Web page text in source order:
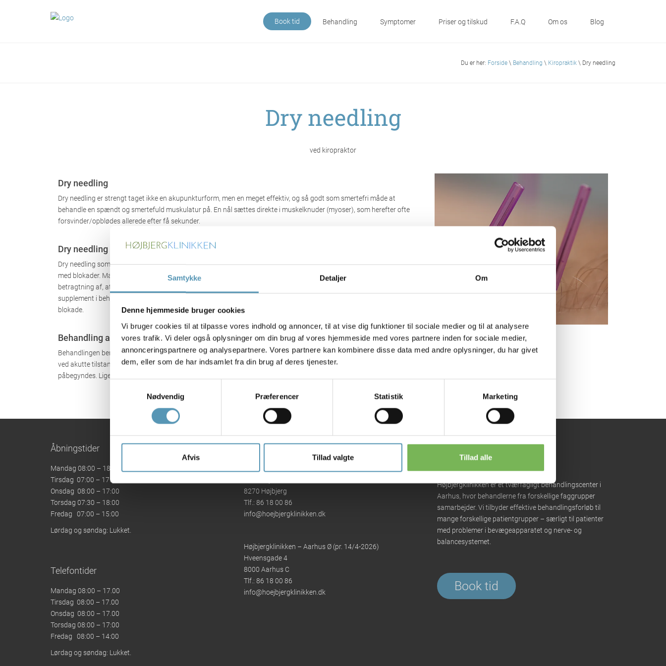
Samtykke Detaljer Om
Denne hjemmeside bruger cookies
Vi bruger cookies til at tilpasse vores indhold og annoncer, til at vise dig funktioner til sociale medier og til at analysere
vores trafik. Vi deler også oplysninger om din brug af vores hjemmeside med vores partnere inden for sociale medier,
annonceringspartnere og analysepartnere. Vores partnere kan kombinere disse data med andre oplysninger, du har givet
dem, eller som de har indsamlet fra din brug af deres tjenester.
Nødvendig
Præferencer Statistik Marketing
Afvis Tillad valgte Tillad alle
Book tid Behandling Symptomer Priser og tilskud F.A.Q Om os Blog
Du er her: Forside \ Behandling \ Kiropraktik \ Dry needling
Dry needling
ved kiropraktor
Dry needling
Dry needling er strengt taget ikke en akupunkturform, men en meget effektiv, og så godt som smertefri måde at
behandle en spændt og smertefuld muskulatur på. En nål sættes direkte i muskelknuder (myoser), som herefter ofte
forsvinder/opblødes allerede efter få sekunder.
Dry needling – historien
Dry needling som behandlingsform er opstået, efter at et lægepar i 1950’erne forsøgte at behandle disse muskelknuder
med blokader. Man opdagede, at ofte var nåle alene, uden blokade, lige så effektive som nåle med blokade. I
betragtning af, at effekten er den samme, og at man undgår alle bivirkningerne ved blokader, er dry needling et oplagt
supplement i behandlingen af muskler og led. Betegnelsen “tørre nåle” henviser altså til, at nålene anvendes uden
blokade.
Behandling af forskellige lidelser med dry needling
Behandlingen benyttes med godt resultat ved fx tennisalbuer, golfalbuer og museskader. Dry needling er også nyttigt
ved akutte tilstande, hvor muskulaturen kan være så spændt og smertende, at ledbehandling ikke umiddelbart kan
påbegyndes. Ligeledes er det nyttigt hos patienter, som af forskellige grunde ikke kan tåle kiropraktisk ledbehandling.
Åbningstider
Mandag 08:00 – 18:00
Tirsdag 07:00 – 17:00
Onsdag 08:00 – 17:00
Torsdag 07:30 – 18:00
Fredag 07:00 – 15:00
Lørdag og søndag: Lukket.
Telefontider
Mandag 08:00 – 17.00
Tirsdag 08:00 – 17.00
Onsdag 08:00 – 17.00
Torsdag 08:00 – 17:00
Fredag 08:00 – 14:00
Lørdag og søndag: Lukket.
Klinikker
8270 Højbjerg
Tlf.: 86 18 00 86
info@hoejbjergklinikken.dk
Højbjergklinikken – Aarhus Ø (pr. 14/4-2026)
Hveensgade 4
8000 Aarhus C
Tlf.: 86 18 00 86
info@hoejbjergklinikken.dk
Højbjergklinikken er et tværfagligt behandlingscenter i
Aarhus, hvor behandlerne fra forskellige faggrupper
samarbejder. Vi tilbyder effektive behandlingsforløb til
mange forskellige patientgrupper – særligt til patienter
med problemer i bevægeapparatet og nerve- og
balancesystemet.
Book tid